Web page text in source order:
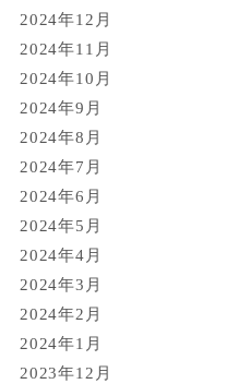
2024年12月
2024年11月
2024年10月
2024年9月
2024年8月
2024年7月
2024年6月
2024年5月
2024年4月
2024年3月
2024年2月
2024年1月
2023年12月